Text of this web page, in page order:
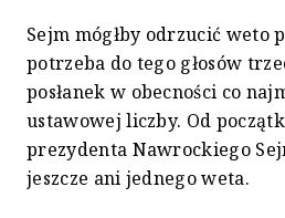
Sejm mógłby odrzucić weto
potrzeba do tego głosów
posłanek w obecności co
ustawowej liczby. Od
prezydenta Nawrockiego
jeszcze ani jednego weta.